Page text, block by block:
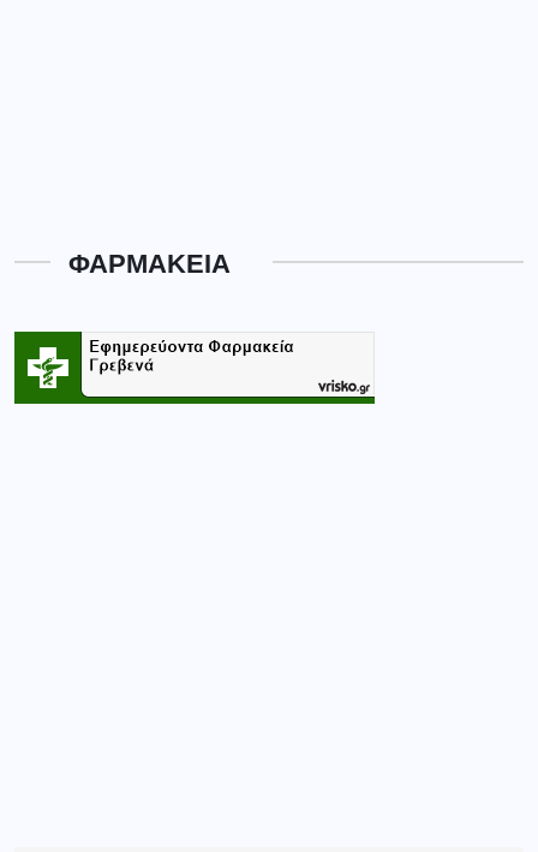
ΦΑΡΜΑΚΕΙΑ